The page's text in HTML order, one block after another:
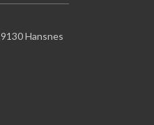
9130Hansnes